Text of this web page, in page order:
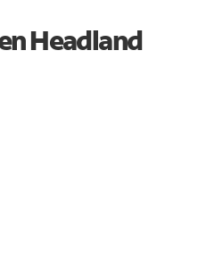
Headland